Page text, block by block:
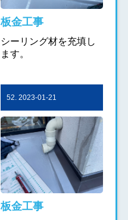
板金工事
シーリング材を充填し
ます。
52. 2023-01-21
板金工事